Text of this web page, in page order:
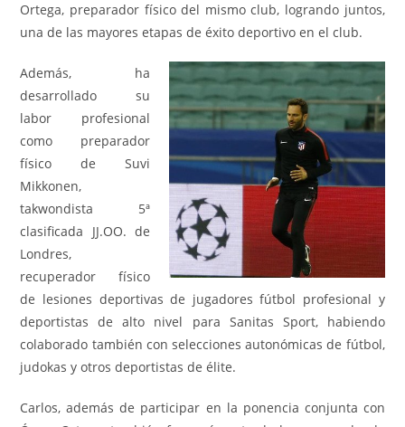
Ortega, preparador físico del mismo club, logrando juntos,
una de las mayores etapas de éxito deportivo en el club.
Además, ha
desarrollado su
labor profesional
como preparador
físico de Suvi
Mikkonen,
takwondista 5ª
clasificada JJ.OO. de
Londres,
recuperador físico
de lesiones deportivas de jugadores fútbol profesional y
deportistas de alto nivel para Sanitas Sport, habiendo
colaborado también con selecciones autonómicas de fútbol,
judokas y otros deportistas de élite.
Carlos, además de participar en la ponencia conjunta con